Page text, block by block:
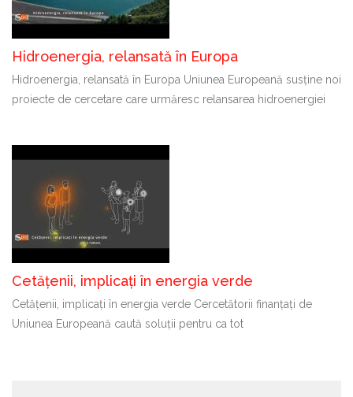
Hidroenergia, relansată în Europa
Hidroenergia, relansată în Europa Uniunea Europeană susține noi
proiecte de cercetare care urmăresc relansarea hidroenergiei
Cetățenii, implicați în energia verde
Cetățenii, implicați în energia verde Cercetătorii finanțați de
Uniunea Europeană caută soluții pentru ca tot